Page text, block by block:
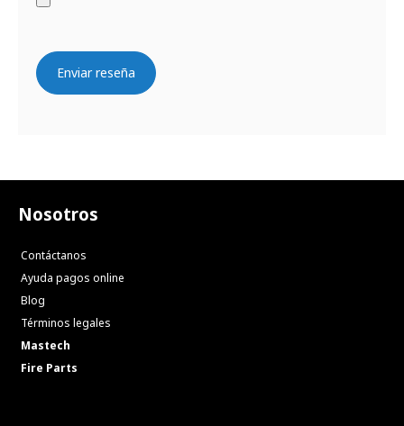
Enviar reseña
Nosotros
Contáctanos
Ayuda pagos online
Blog
Términos legales
Mastech
Fire Parts